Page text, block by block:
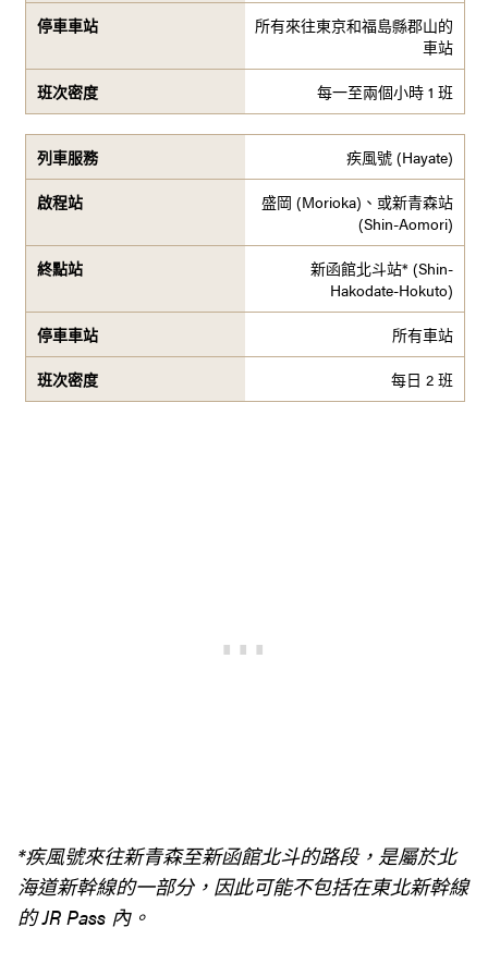
所有來往東京和福島縣郡山的
車站
每一至兩個小時 1 班
疾風號 (Hayate)
盛岡 (Morioka)、或新青森站
(Shin-Aomori)
新函館北斗站* (Shin-
Hakodate-Hokuto)
所有車站
每日 2 班
*疾風號來往新青森至新函館北斗的路段，是屬於北
海道新幹線的一部分，因此可能不包括在東北新幹線
的 JR Pass 內。